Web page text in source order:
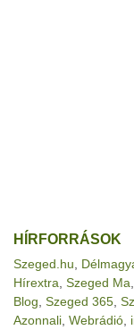
HÍRFORRÁSOK
Szeged.hu
Hírextra Szeged Ma
Blog Szeged 365
Azonnali Webrádió